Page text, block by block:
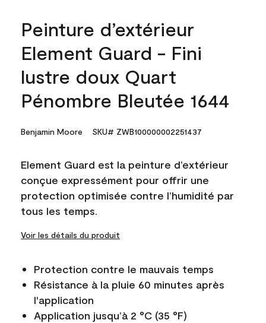
Peinture d’extérieur
Element Guard - Fini
lustre doux Quart
Pénombre Bleutée 1644
Benjamin Moore SKU# ZWB100000002251437
Element Guard est la peinture d’extérieur
conçue expressément pour offrir une
protection optimisée contre l’humidité par
tous les temps.
Voir les détails du produit
Protection contre le mauvais temps
Résistance à la pluie 60 minutes après
l'application
Application jusqu’à 2 °C (35 °F)